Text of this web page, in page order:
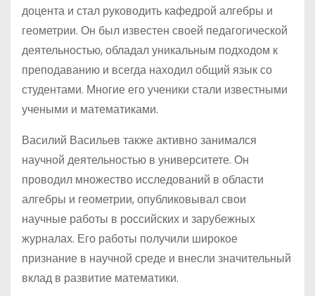
доцента и стал руководить кафедрой алгебры и
геометрии. Он был известен своей педагогической
деятельностью, обладал уникальным подходом к
преподаванию и всегда находил общий язык со
студентами. Многие его ученики стали известными
учеными и математиками.
Василий Васильев также активно занимался
научной деятельностью в университете. Он
проводил множество исследований в области
алгебры и геометрии, опубликовывал свои
научные работы в российских и зарубежных
журналах. Его работы получили широкое
признание в научной среде и внесли значительный
вклад в развитие математики.